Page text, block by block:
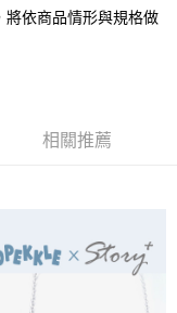
商業銀行
銀行
方式。 讓您購物簡單
轉至「AFTEE先享後付」
帳。
將依商品情形與規格做
相關推薦